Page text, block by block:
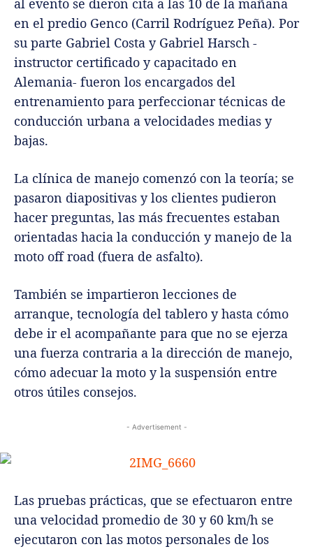
en el predio Genco (Carril Rodríguez Peña). Por
su parte Gabriel Costa y Gabriel Harsch -
instructor certificado y capacitado en
Alemania- fueron los encargados del
entrenamiento para perfeccionar técnicas de
conducción urbana a velocidades medias y
bajas.
La clínica de manejo comenzó con la teoría; se
pasaron diapositivas y los clientes pudieron
hacer preguntas, las más frecuentes estaban
orientadas hacia la conducción y manejo de la
moto off road (fuera de asfalto).
También se impartieron lecciones de
arranque, tecnología del tablero y hasta cómo
debe ir el acompañante para que no se ejerza
una fuerza contraria a la dirección de manejo,
cómo adecuar la moto y la suspensión entre
otros útiles consejos.
- Advertisement -
Las pruebas prácticas, que se efectuaron entre
una velocidad promedio de 30 y 60 km/h se
ejecutaron con las motos personales de los